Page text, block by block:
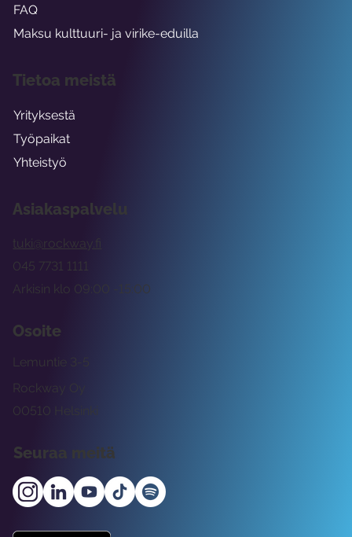
Asiakaspalvelu
tuki@rockway.fi
Arkisin klo 09:00 -15:00
045 7731 1111
Osoite
Rockway Oy
Lemuntie 3-5
00510 Helsinki
Seuraa meitä
FAQ
Maksu kulttuuri- ja virike-eduilla
Tietoa meistä
Yrityksestä
Työpaikat
Yhteistyö